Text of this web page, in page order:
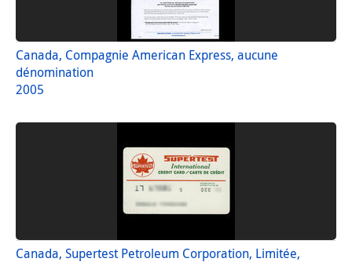
Canada, Compagnie American Express, aucune
dénomination
2005
Canada, Supertest Petroleum Corporation, Limitée,